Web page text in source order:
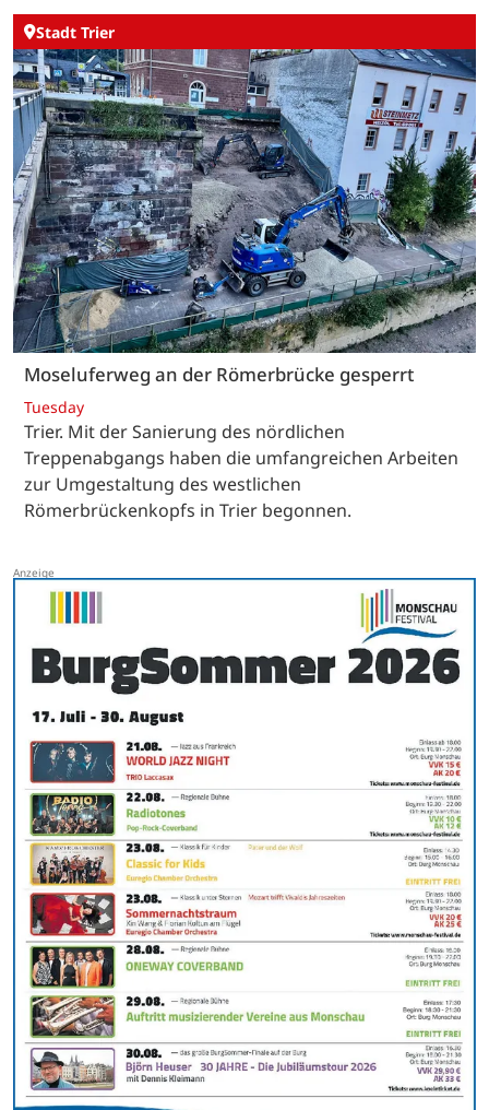
Stadt Trier
Moseluferweg an der Römerbrücke gesperrt
Tuesday
Trier. Mit der Sanierung des nördlichen
Treppenabgangs haben die umfangreichen Arbeiten
zur Umgestaltung des westlichen
Römerbrückenkopfs in Trier begonnen.